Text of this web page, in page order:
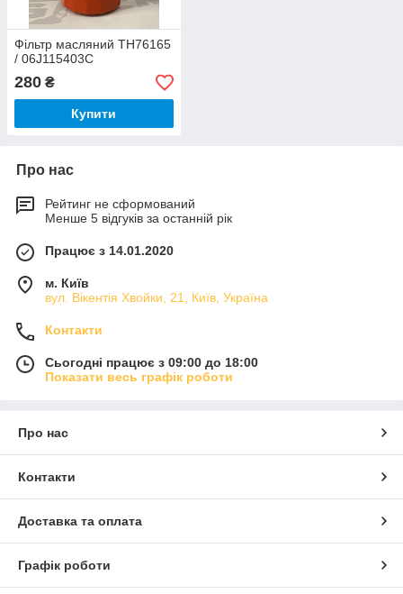
Фільтр масляний TH76165
/ 06J115403C
280 ₴
Купити
Про нас
Рейтинг не сформований
Менше 5 відгуків за останній рік
Працює з 14.01.2020
м. Київ
вул. Вікентія Хвойки, 21, Київ, Україна
Контакти
Сьогодні працює з 09:00 до 18:00
Показати весь графік роботи
Про нас
Контакти
Доставка та оплата
Графік роботи